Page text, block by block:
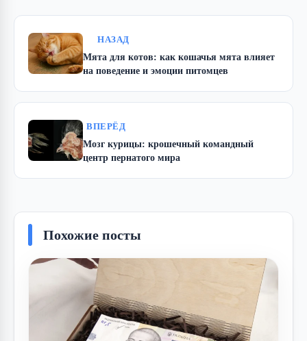
НАЗАД
Мята для котов: как кошачья мята влияет
на поведение и эмоции питомцев
ВПЕРЁД
Мозг курицы: крошечный командный
центр пернатого мира
Похожие посты